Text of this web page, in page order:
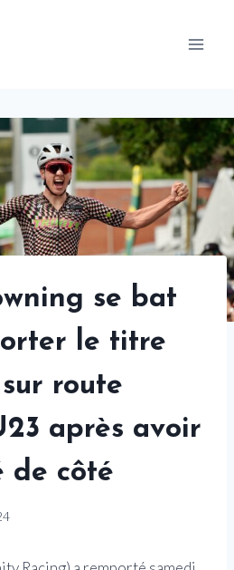
se bat
le titre
route
après avoir
de côté